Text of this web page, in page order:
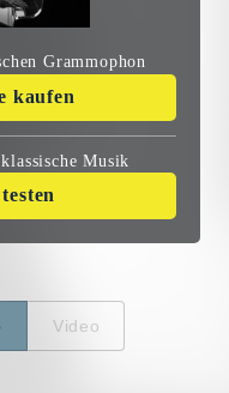
Grammophon
kaufen
Musik
Video